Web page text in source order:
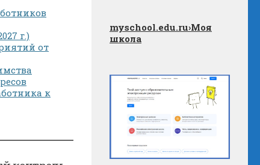
г.)
от
к
myschool.edu.ru›Моя
школа